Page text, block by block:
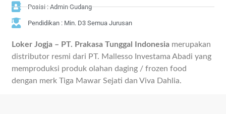
Posisi : Admin Gudang
Pendidikan : Min. D3 Semua Jurusan
Loker Jogja – PT. Prakasa Tunggal Indonesia merupakan
distributor resmi dari PT. Mallesso Investama Abadi yang
memproduksi produk olahan daging / frozen food
dengan merk Tiga Mawar Sejati dan Viva Dahlia.